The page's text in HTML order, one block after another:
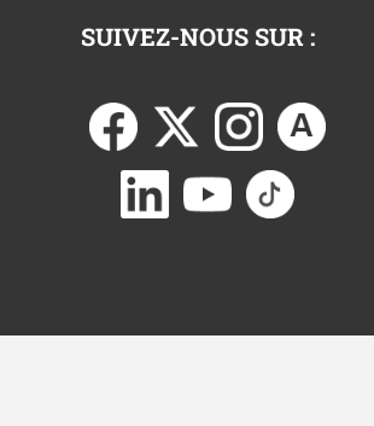
SUIVEZ-NOUS SUR :